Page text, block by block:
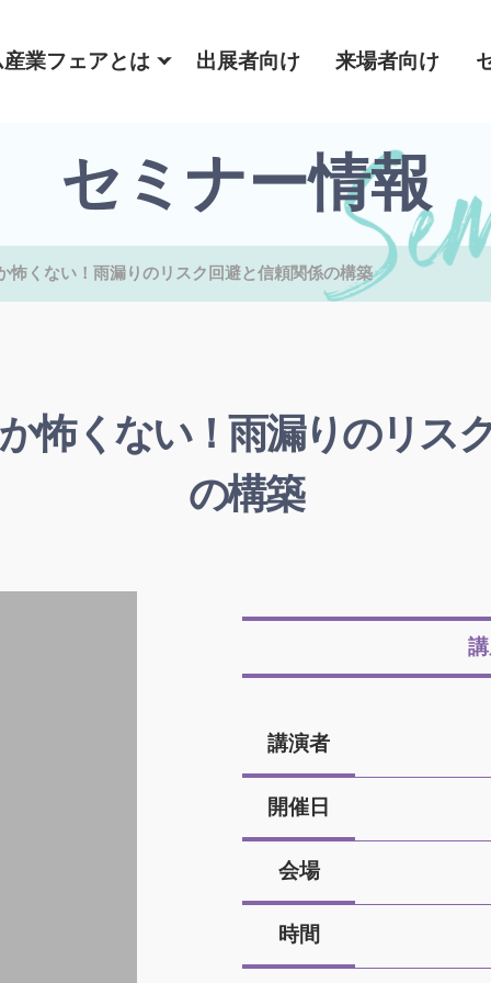
産業フェアとは 出展者向け 来場者向け
セミナー情報
怖くない！雨漏りのリスク回避と信頼関係の構築
怖くない！雨漏りのリス
の構築
講演者
開催日
会場
時間